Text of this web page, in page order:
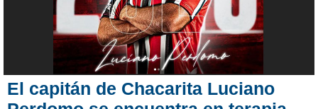
El capitán de Chacarita Luciano